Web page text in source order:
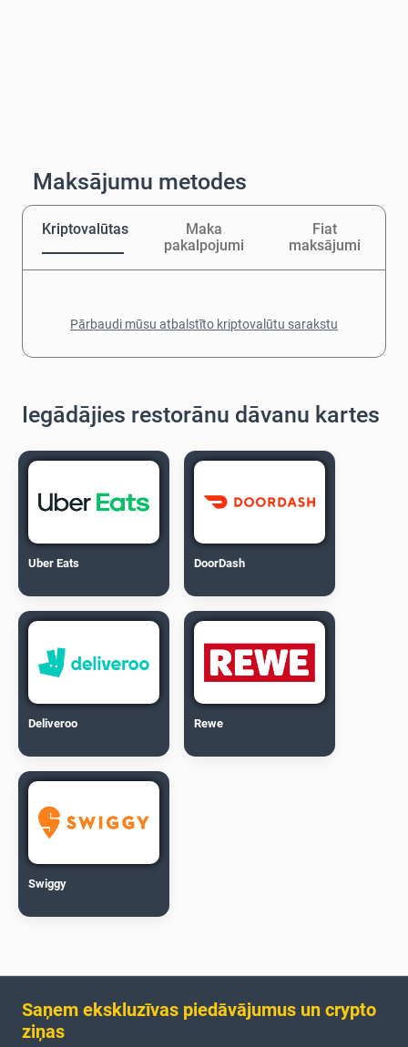
Maksājumu metodes
Kriptovalūtas
Maka
pakalpojumi
Fiat
maksājumi
Pārbaudi mūsu atbalstīto kriptovalūtu sarakstu
Iegādājies restorānu dāvanu kartes
Uber Eats DoorDash
Deliveroo Rewe
Swiggy
Saņem ekskluzīvas piedāvājumus un crypto
ziņas